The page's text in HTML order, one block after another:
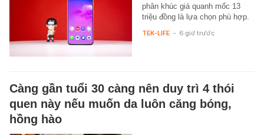
phân khúc giá quanh mốc 13
triệu đồng là lựa chọn phù hợp.
TEK-LIFE - 6 giờ trước
Càng gần tuổi 30 càng nên duy trì 4 thói
quen này nếu muốn da luôn căng bóng,
hồng hào